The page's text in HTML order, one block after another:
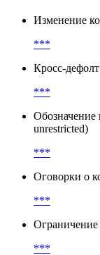
Изменение
***
Кросс-дефолт
***
Обозначение
unrestricted)
***
Оговорки о
***
Ограничение
***